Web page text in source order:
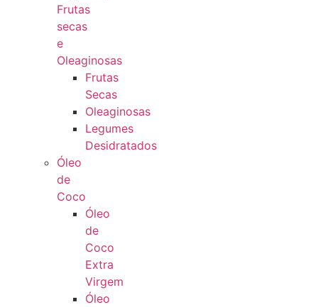
Frutas
secas
e
Oleaginosas
Frutas
Secas
Oleaginosas
Legumes
Desidratados
Óleo
de
Coco
Óleo
de
Coco
Extra
Virgem
Óleo